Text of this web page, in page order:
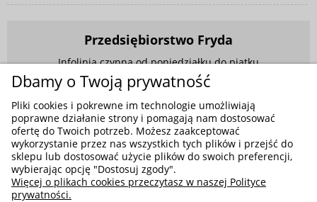
Przedsiębiorstwo Fryda
Infolinia czynna od poniedziałku do piątku
w godzinach 9.00 - 17.00
881 703 704
E-mail:sklep@fryda.com.pl
Sklepy stacjonarne:
ul. Składowa 26, 34-400 Nowy Targ
ul. Żywiecka 91, 43-300 Bielsko-Biała
Dbamy o Twoją prywatność
Pliki cookies i pokrewne im technologie umożliwiają
poprawne działanie strony i pomagają nam dostosować
ofertę do Twoich potrzeb. Możesz zaakceptować
wykorzystanie przez nas wszystkich tych plików i przejść do
sklepu lub dostosować użycie plików do swoich preferencji,
wybierając opcję "Dostosuj zgody".
Więcej o plikach cookies przeczytasz w naszej Polityce
prywatności.